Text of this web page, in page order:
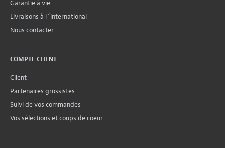
Garantie à vie
Livraisons à l´international
Nous contacter
COMPTE CLIENT
Client
Partenaires grossistes
Suivi de vos commandes
Vos sélections et coups de coeur